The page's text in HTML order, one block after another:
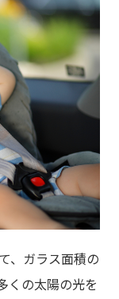
、ガラス面積の
くの太陽の光を